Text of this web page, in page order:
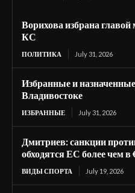
Ворихова избрана
КС
ПОЛИТИКА July 31, 2026
Избранные и
Владивостоке
ИЗБРАННЫЕ July 31, 2026
Дмитриев: санкции
обходятся ЕС более чем в
ВИДЫ СПОРТА July 19, 2026